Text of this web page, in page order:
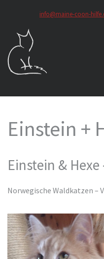
springen
info@maine-coon-
Einstein +
Einstein &
Norwegische Waldkatzen –